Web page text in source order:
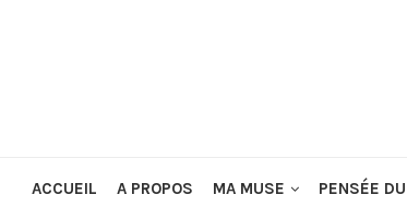
ACCUEIL A PROPOS MA MUSE PENSÉE